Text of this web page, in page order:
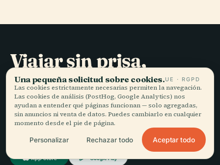
Viajar sin prisa,
bien contado.
MANTENTE AL DÍA
Unirme
Una pequeña solicitud sobre cookies.UE · RGPD
Las cookies estrictamente necesarias permiten la navegación.
Las cookies de análisis (PostHog, Google Analytics) nos
ayudan a entender qué páginas funcionan — solo agregadas,
sin anuncios ni venta de datos. Puedes cambiarlo en cualquier
momento desde el pie de página.
Personalizar Rechazar todo Aceptar todo